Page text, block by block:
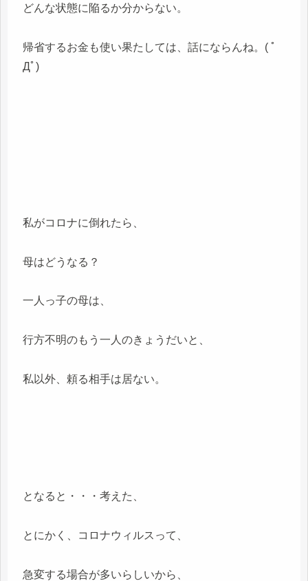
どんな状態に陥るか分からない。
帰省するお金も使い果たしては、話にならんね。( ﾟ
Дﾟ)
私がコロナに倒れたら、
母はどうなる？
一人っ子の母は、
行方不明のもう一人のきょうだいと、
私以外、頼る相手は居ない。
となると・・・考えた、
とにかく、コロナウィルスって、
急変する場合が多いらしいから、